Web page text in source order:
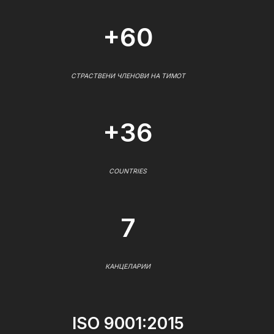
+60
СТРАСТВЕНИ ЧЛЕНОВИ НА ТИМОТ
+36
COUNTRIES
7
КАНЦЕЛАРИИ
ISO 9001:2015